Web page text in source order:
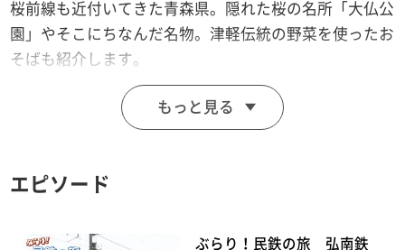
桜前線も近付いてきた青森県。隠れた桜の名所「大仏公
園」やそこにちなんだ名物。津軽伝統の野菜を使ったお
そばも紹介します。
（2017年4月21日放送）
※店舗情報などは当時のものです。変わっている場合が
もっと見る
エピソード
ぶらり！民鉄の旅 弘南鉄